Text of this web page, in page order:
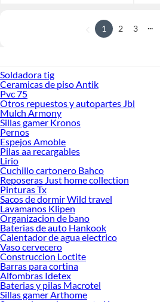
1 2 3 ...
Soldadora tig
Ceramicas de piso Antik
Pvc 75
Otros repuestos y autopartes Jbl
Mulch Armony
Sillas gamer Kronos
Pernos
Espejos Amoble
Pilas aa recargables
Lirio
Cuchillo cartonero Bahco
Reposeras Just home collection
Pinturas Tx
Sacos de dormir Wild travel
Lavamanos Klipen
Organizacion de bano
Baterias de auto Hankook
Calentador de agua electrico
Vaso cervecero
Construccion Loctite
Barras para cortina
Alfombras Idetex
Baterias y pilas Macrotel
Sillas gamer Arthome